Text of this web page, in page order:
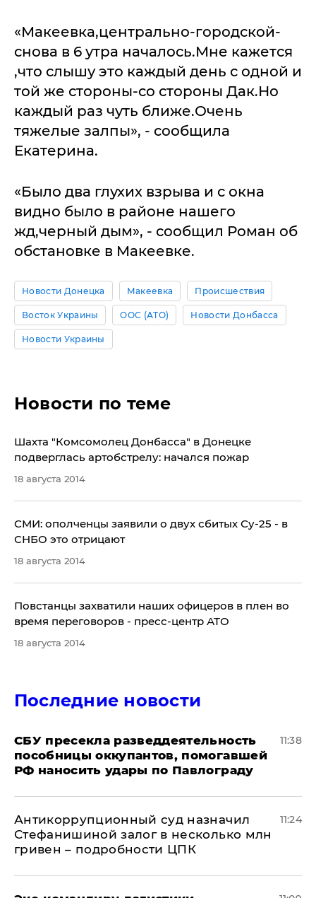
«Макеевка,центрально-городской-
снова в 6 утра началось.Мне кажется
,что слышу это каждый день с одной и
той же стороны-со стороны Дак.Но
каждый раз чуть ближе.Очень
тяжелые залпы», - сообщила
Екатерина.
«Было два глухих взрыва и с окна
видно было в районе нашего
жд,черный дым», - сообщил Роман об
обстановке в Макеевке.
Новости Донецка Макеевка Происшествия
Восток Украины ООС (АТО) Новости Донбасса
Новости Украины
Новости по теме
Шахта "Комсомолец Донбасса" в Донецке
подверглась артобстрелу: начался пожар
18 августа 2014
СМИ: ополченцы заявили о двух сбитых Су-25 - в
СНБО это отрицают
18 августа 2014
Повстанцы захватили наших офицеров в плен во
время переговоров - пресс-центр АТО
18 августа 2014
Последние новости
СБУ пресекла разведдеятельность
пособницы оккупантов, помогавшей
РФ наносить удары по Павлограду
11:38
Антикоррупционный суд назначил
Стефанишиной залог в несколько млн
гривен – подробности ЦПК
11:24